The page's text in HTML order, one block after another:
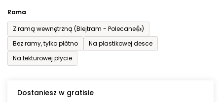
Rama
Z ramą wewnętrzną (Blejtram - Polecane👍)
Bez ramy, tylko płótno
Na plastikowej desce
Na tekturowej płycie
Dostaniesz w gratisie